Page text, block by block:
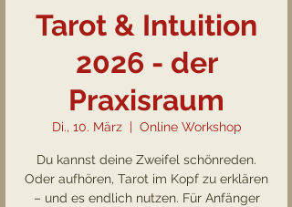
Tarot & Intuition
2026 - der
Praxisraum
Di., 10. März
  |
Online Workshop
Du kannst deine Zweifel schönreden.
Oder aufhören, Tarot im Kopf zu erklären
– und es endlich nutzen. Für Anfänger